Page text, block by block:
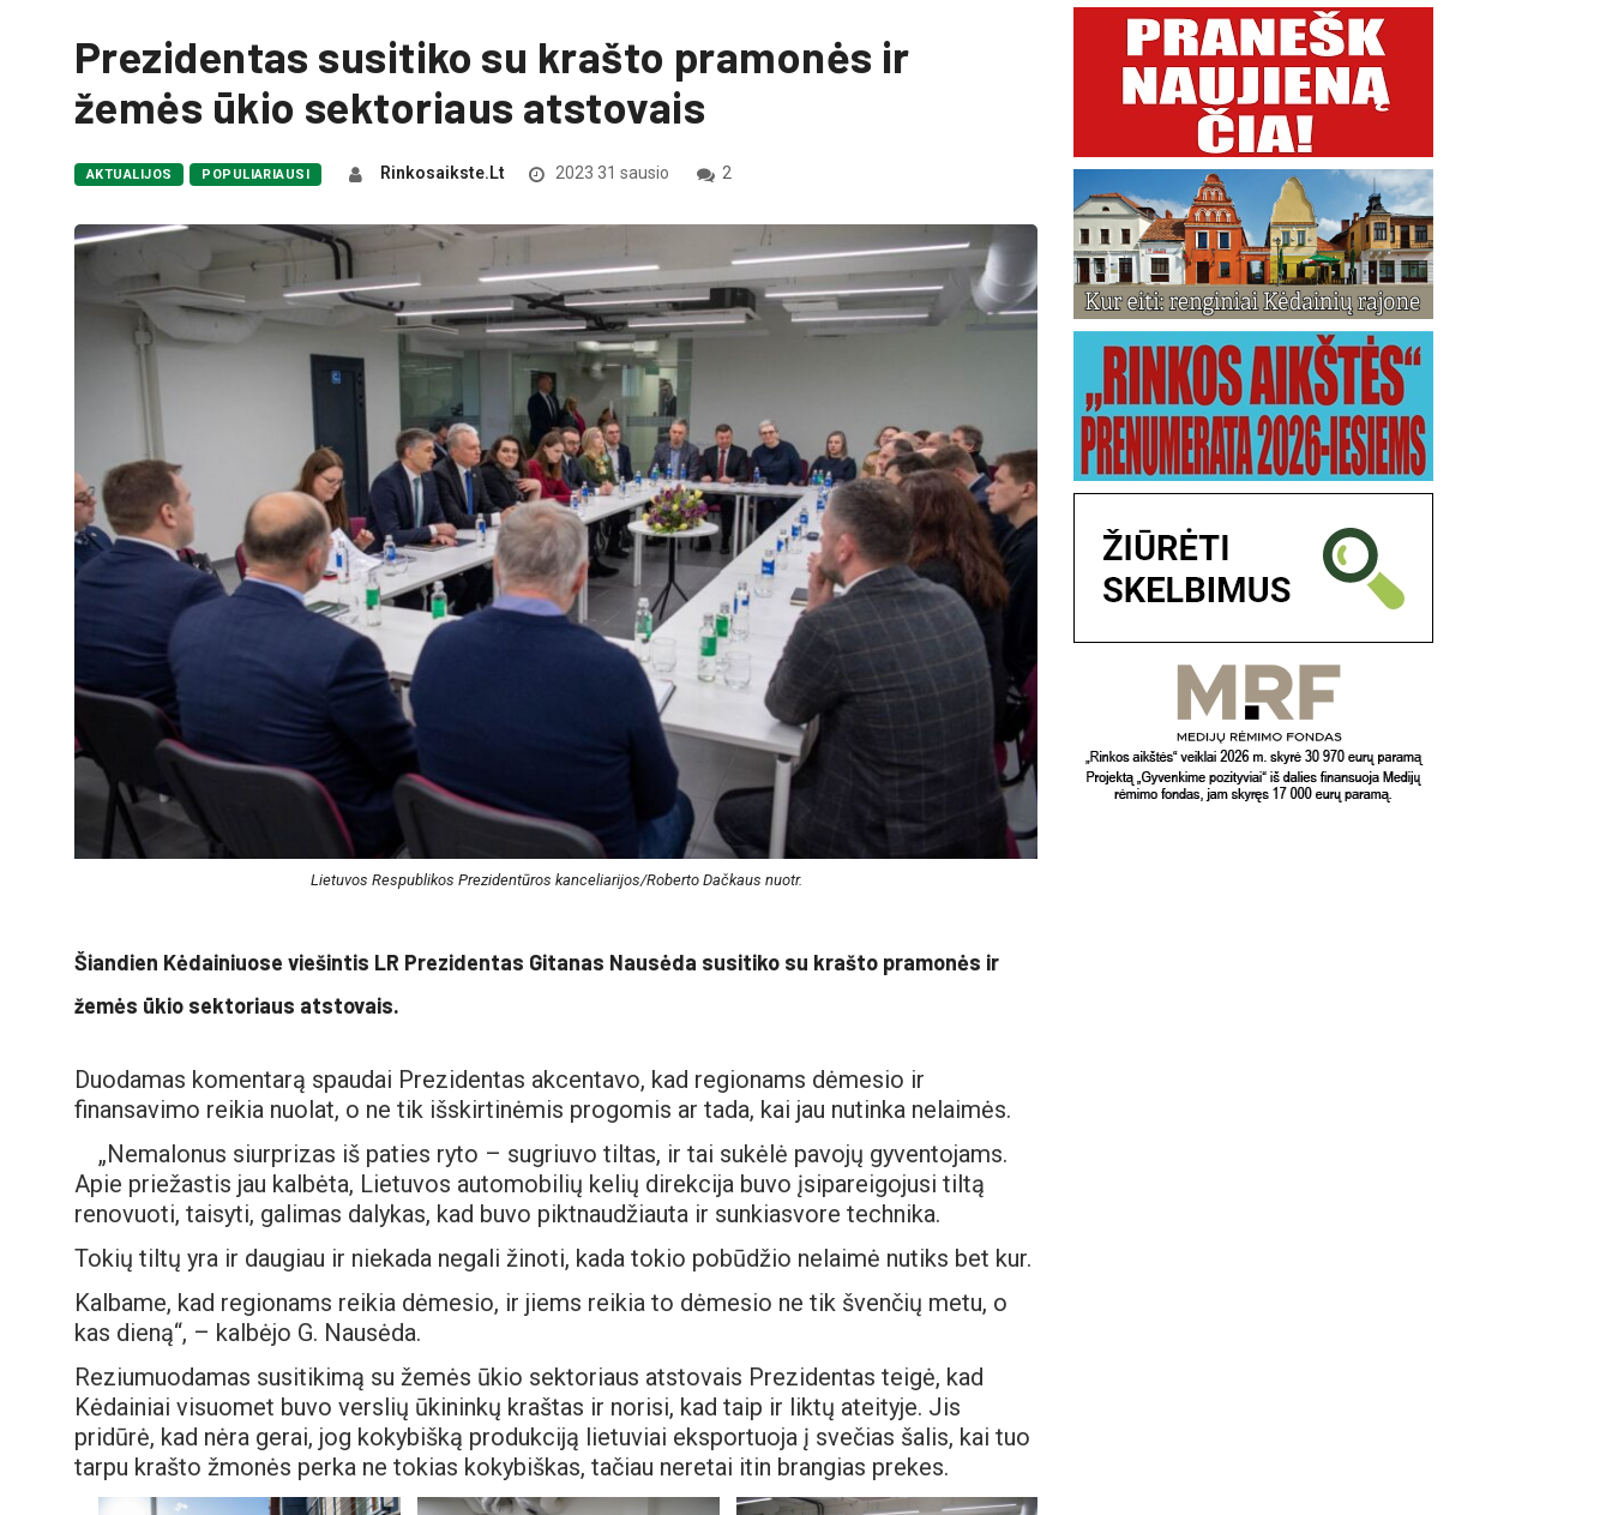
Prezidentas susitiko su krašto pramonės ir
žemės ūkio sektoriaus atstovais
AKTUALIJOS POPULIARIAUSI Rinkosaikste.lt 2023 31 sausio 2
Lietuvos Respublikos Prezidentūros kanceliarijos/Roberto Dačkaus nuotr.
Šiandien Kėdainiuose viešintis LR Prezidentas Gitanas Nausėda susitiko su krašto pramonės ir
žemės ūkio sektoriaus atstovais.
Duodamas komentarą spaudai Prezidentas akcentavo, kad regionams dėmesio ir
finansavimo reikia nuolat, o ne tik išskirtinėmis progomis ar tada, kai jau nutinka nelaimės.
„Nemalonus siurprizas iš paties ryto – sugriuvo tiltas, ir tai sukėlė pavojų gyventojams.
Apie priežastis jau kalbėta, Lietuvos automobilių kelių direkcija buvo įsipareigojusi tiltą
renovuoti, taisyti, galimas dalykas, kad buvo piktnaudžiauta ir sunkiasvore technika.
Tokių tiltų yra ir daugiau ir niekada negali žinoti, kada tokio pobūdžio nelaimė nutiks bet kur.
Kalbame, kad regionams reikia dėmesio, ir jiems reikia to dėmesio ne tik švenčių metu, o
kas dieną“, – kalbėjo G. Nausėda.
Reziumuodamas susitikimą su žemės ūkio sektoriaus atstovais Prezidentas teigė, kad
Kėdainiai visuomet buvo verslių ūkininkų kraštas ir norisi, kad taip ir liktų ateityje. Jis
pridūrė, kad nėra gerai, jog kokybišką produkciją lietuviai eksportuoja į svečias šalis, kai tuo
tarpu krašto žmonės perka ne tokias kokybiškas, tačiau neretai itin brangias prekes.